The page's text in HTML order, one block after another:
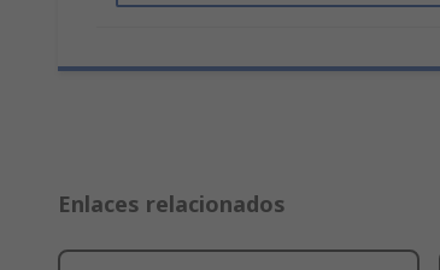
Enlaces relacionados